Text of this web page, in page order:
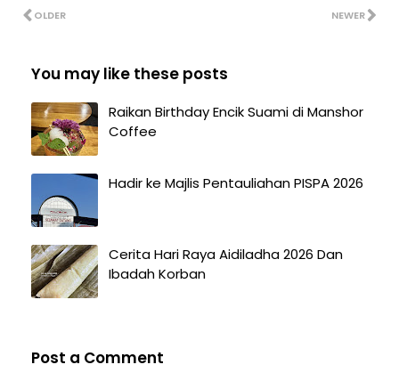
NEWER
OLDER
You may like these posts
Raikan Birthday Encik Suami di Manshor
Coffee
Hadir ke Majlis Pentauliahan PISPA 2026
Cerita Hari Raya Aidiladha 2026 Dan
Ibadah Korban
Post a Comment